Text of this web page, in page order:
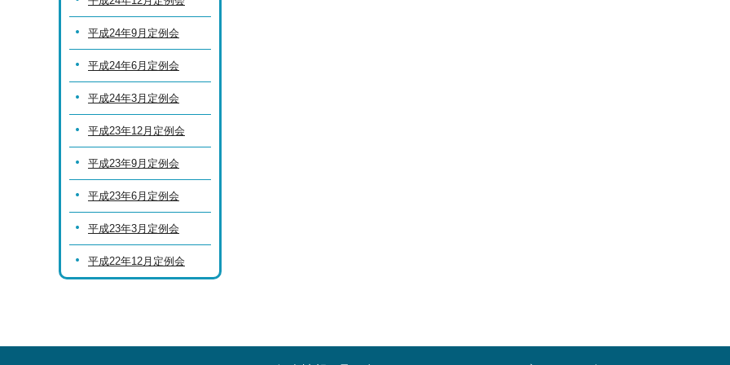
平成24年9月定例会
平成24年6月定例会
平成24年3月定例会
平成23年12月定例会
平成23年9月定例会
平成23年6月定例会
平成23年3月定例会
平成22年12月定例会